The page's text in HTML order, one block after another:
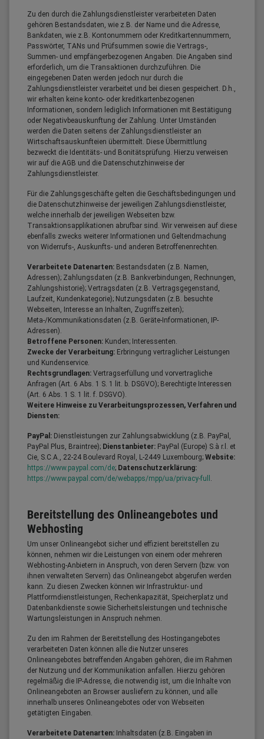
Zu den durch die Zahlungsdienstleister verarbeiteten Daten
gehören Bestandsdaten, wie z.B. der Name und die Adresse,
Bankdaten, wie z.B. Kontonummern oder Kreditkartennummern,
Passwörter, TANs und Prüfsummen sowie die Vertrags-,
Summen- und empfängerbezogenen Angaben. Die Angaben sind
erforderlich, um die Transaktionen durchzuführen. Die
eingegebenen Daten werden jedoch nur durch die
Zahlungsdienstleister verarbeitet und bei diesen gespeichert. D.h.,
wir erhalten keine konto- oder kreditkartenbezogenen
Informationen, sondern lediglich Informationen mit Bestätigung
oder Negativbeauskunftung der Zahlung. Unter Umständen
werden die Daten seitens der Zahlungsdienstleister an
Wirtschaftsauskunfteien übermittelt. Diese Übermittlung
bezweckt die Identitäts- und Bonitätsprüfung. Hierzu verweisen
wir auf die AGB und die Datenschutzhinweise der
Zahlungsdienstleister.
Für die Zahlungsgeschäfte gelten die Geschäftsbedingungen und
die Datenschutzhinweise der jeweiligen Zahlungsdienstleister,
welche innerhalb der jeweiligen Webseiten bzw.
Transaktionsapplikationen abrufbar sind. Wir verweisen auf diese
ebenfalls zwecks weiterer Informationen und Geltendmachung
von Widerrufs-, Auskunfts- und anderen Betroffenenrechten.
Verarbeitete Datenarten: Bestandsdaten (z.B. Namen,
Adressen); Zahlungsdaten (z.B. Bankverbindungen, Rechnungen,
Zahlungshistorie); Vertragsdaten (z.B. Vertragsgegenstand,
Laufzeit, Kundenkategorie); Nutzungsdaten (z.B. besuchte
Webseiten, Interesse an Inhalten, Zugriffszeiten);
Meta-/Kommunikationsdaten (z.B. Geräte-Informationen, IP-
Adressen).
Betroffene Personen: Kunden; Interessenten.
Zwecke der Verarbeitung: Erbringung vertraglicher Leistungen
und Kundenservice.
Rechtsgrundlagen: Vertragserfüllung und vorvertragliche
Anfragen (Art. 6 Abs. 1 S. 1 lit. b. DSGVO); Berechtigte Interessen
(Art. 6 Abs. 1 S. 1 lit. f. DSGVO).
Weitere Hinweise zu Verarbeitungsprozessen, Verfahren und
Diensten:
PayPal: Dienstleistungen zur Zahlungsabwicklung (z.B. PayPal,
PayPal Plus, Braintree); Dienstanbieter: PayPal (Europe) S.à r.l. et
Cie, S.C.A., 22-24 Boulevard Royal, L-2449 Luxembourg; Website:
https://www.paypal.com/de; Datenschutzerklärung:
https://www.paypal.com/de/webapps/mpp/ua/privacy-full .
Bereitstellung des Onlineangebotes und
Webhosting
Um unser Onlineangebot sicher und effizient bereitstellen zu
können, nehmen wir die Leistungen von einem oder mehreren
Webhosting-Anbietern in Anspruch, von deren Servern (bzw. von
ihnen verwalteten Servern) das Onlineangebot abgerufen werden
kann. Zu diesen Zwecken können wir Infrastruktur- und
Plattformdienstleistungen, Rechenkapazität, Speicherplatz und
Datenbankdienste sowie Sicherheitsleistungen und technische
Wartungsleistungen in Anspruch nehmen.
Zu den im Rahmen der Bereitstellung des Hostingangebotes
verarbeiteten Daten können alle die Nutzer unseres
Onlineangebotes betreffenden Angaben gehören, die im Rahmen
der Nutzung und der Kommunikation anfallen. Hierzu gehören
regelmäßig die IP-Adresse, die notwendig ist, um die Inhalte von
Onlineangeboten an Browser ausliefern zu können, und alle
innerhalb unseres Onlineangebotes oder von Webseiten
getätigten Eingaben.
Verarbeitete Datenarten: Inhaltsdaten (z.B. Eingaben in